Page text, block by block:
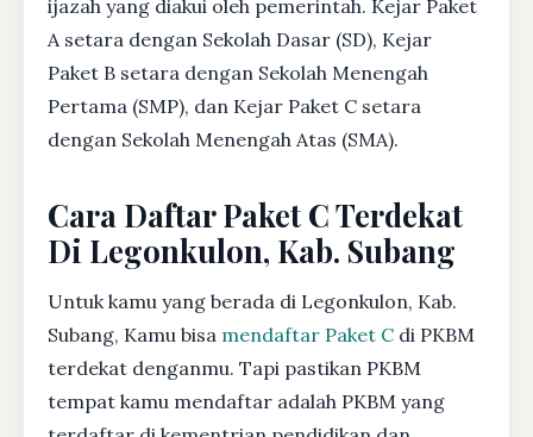
ijazah yang diakui oleh pemerintah. Kejar Paket
A setara dengan Sekolah Dasar (SD), Kejar
Paket B setara dengan Sekolah Menengah
Pertama (SMP), dan Kejar Paket C setara
dengan Sekolah Menengah Atas (SMA).
Cara Daftar Paket C Terdekat
Di Legonkulon, Kab. Subang
Untuk kamu yang berada di Legonkulon, Kab.
Subang, Kamu bisa mendaftar Paket C di PKBM
terdekat denganmu. Tapi pastikan PKBM
tempat kamu mendaftar adalah PKBM yang